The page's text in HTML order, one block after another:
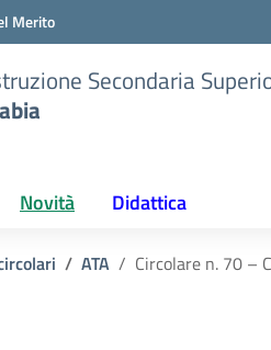
Merito
Secondaria
Novità Didattica
ATA Circolare n. 70 –